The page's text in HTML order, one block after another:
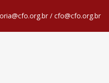
/ cfo@cfo.org.br